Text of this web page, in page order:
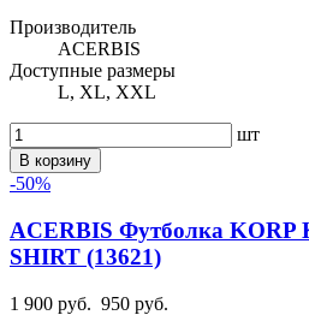
Производитель
ACERBIS
Доступные размеры
L, XL, XXL
шт
В корзину
-50%
ACERBIS Футболка KORP
SHIRT (13621)
1 900 руб. 950 руб.